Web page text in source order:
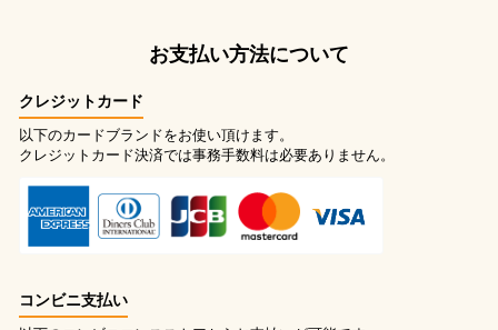
お支払い方法について
クレジットカード
以下のカードブランドをお使い頂けます。
クレジットカード決済では事務手数料は必要ありません。
コンビニ支払い